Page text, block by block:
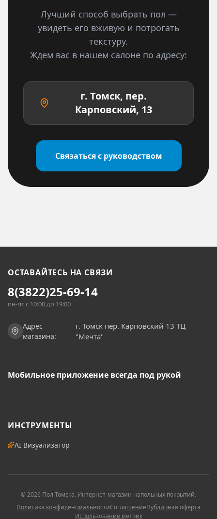
Лучший способ выбрать пол —
увидеть его вживую и потрогать
текстуру.
Ждем вас в нашем салоне по адресу:
г. Томск, пер.
Карповский, 13
Связаться с руководством
ОСТАВАЙТЕСЬ НА СВЯЗИ
8(3822)25-69-14
пн-пт c 10:00 до 19:00
Адрес
магазина:
г. Томск пер. Карповский 13 ТЦ
"Мечта"
Мобильное приложение всегда под рукой
ИНСТРУМЕНТЫ
AI Визуализатор
©2026 Пол Томска. Интернет-магазин напольных покрытий.
Политика конфиденциальностиСоглашениеПубличная оферта
Использование метрик